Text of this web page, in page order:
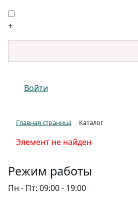
+
Войти
Главная страница Каталог
Элемент не найден
Режим работы
Пн - Пт: 09:00 - 19:00